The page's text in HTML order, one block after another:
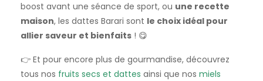
boost avant une séance de sport, ou une recette
maison, les dattes Barari sont le choix idéal pour
allier saveur et bienfaits ! 😋
👉 Et pour encore plus de gourmandise, découvrez
tous nos fruits secs et dattes ainsi que nos miels